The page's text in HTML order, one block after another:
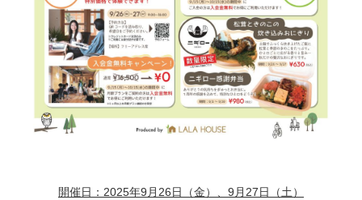
開催日：2025年9月26日（金）、9月27日（土）